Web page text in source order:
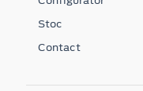
Stoc
Contact